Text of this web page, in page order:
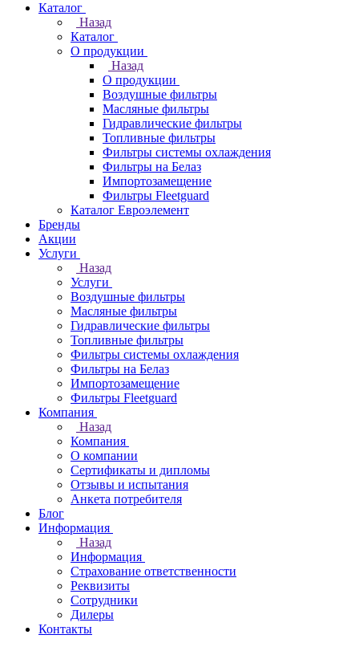
Каталог
Назад
Каталог
О продукции
Назад
О продукции
Воздушные фильтры
Масляные фильтры
Гидравлические фильтры
Топливные фильтры
Фильтры системы охлаждения
Фильтры на Белаз
Импортозамещение
Фильтры Fleetguard
Каталог Евроэлемент
Бренды
Акции
Услуги
Назад
Услуги
Воздушные фильтры
Масляные фильтры
Гидравлические фильтры
Топливные фильтры
Фильтры системы охлаждения
Фильтры на Белаз
Импортозамещение
Фильтры Fleetguard
Компания
Назад
Компания
О компании
Сертификаты и дипломы
Отзывы и испытания
Анкета потребителя
Блог
Информация
Назад
Информация
Страхование ответственности
Реквизиты
Сотрудники
Дилеры
Контакты